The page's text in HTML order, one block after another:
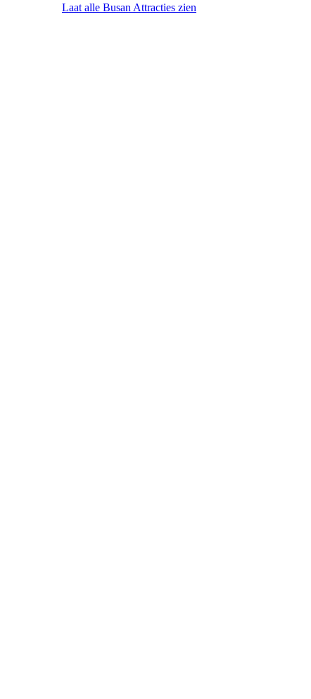
Laat alle Busan Attracties zien